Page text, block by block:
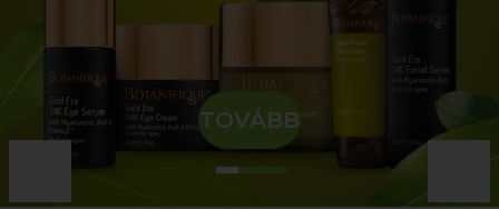
TOVÁBB